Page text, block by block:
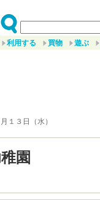
利用する 買物 遊ぶ
１３日（水）
園